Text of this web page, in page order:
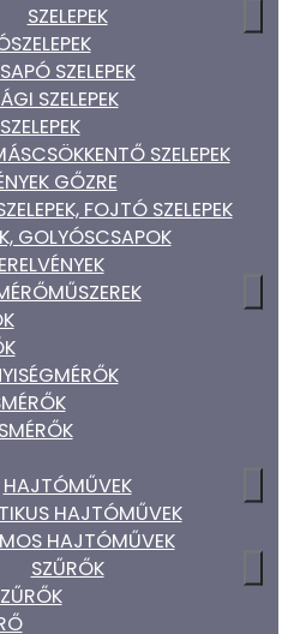
SZELEPEK
SZELEPEK
SZELEPEK
SZELEPEK
GŐZRE
FOJTÓ SZELEPEK
GOLYÓSCSAPOK
HAJTÓMŰVEK
HAJTÓMŰVEK
HAJTÓMŰVEK
SZŰRŐK